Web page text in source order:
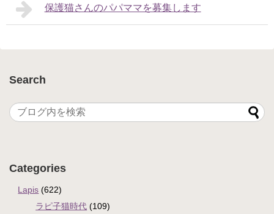
保護猫さんのパパママを募集します
Search
Categories
Lapis (622)
ラピ子猫時代 (109)